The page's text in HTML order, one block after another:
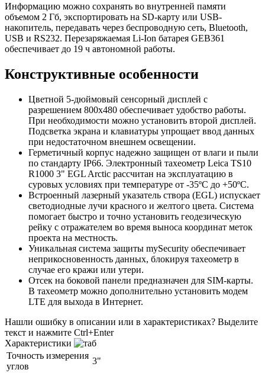
Информацию можно сохранять во внутренней памяти
объемом 2 Гб, экспортировать на SD-карту или USB-
накопитель, передавать через беспроводную сеть, Bluetooth,
USB и RS232. Перезаряжаемая Li-Ion батарея GEB361
обеспечивает до 19 ч автономной работы.
Конструктивные особенности
Цветной 5-дюймовый сенсорный дисплей с
разрешением 800х480 обеспечивает удобство работы.
При необходимости можно установить второй дисплей.
Подсветка экрана и клавиатуры упрощает ввод данных
при недостаточном внешнем освещении.
Герметичный корпус надежно защищен от влаги и пыли
по стандарту IP66. Электронный тахеометр Leica TS10
R1000 3" EGL Arctic рассчитан на эксплуатацию в
суровых условиях при температуре от -35ºC до +50ºC.
Встроенный лазерный указатель створа (EGL) испускает
светодиодные лучи красного и желтого цвета. Система
помогает быстро и точно установить геодезическую
рейку с отражателем во время выноса координат меток
проекта на местность.
Уникальная система защиты mySecurity обеспечивает
неприкосновенность данных, блокируя тахеометр в
случае его кражи или утери.
Отсек на боковой панели предназначен для SIM-карты.
В тахеометр можно дополнительно установить модем
LTE для выхода в Интернет.
Нашли ошибку в описании или в характеристиках? Выделите
текст и нажмите Ctrl+Enter
Характеристики
Точность измерения
углов
3"